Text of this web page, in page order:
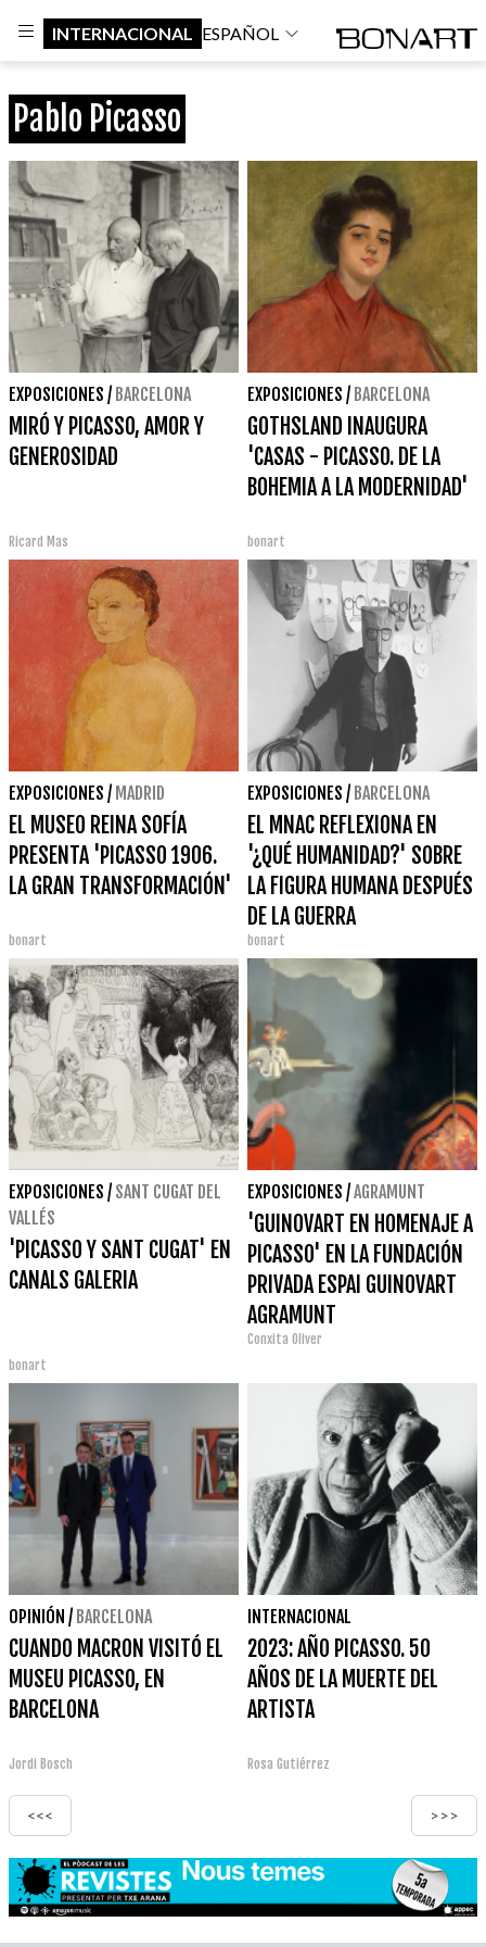
INTERNACIONAL ESPAÑOL
Pablo Picasso
EXPOSICIONES / BARCELONA
MIRÓ Y PICASSO, AMOR Y
GENEROSIDAD
Ricard Mas
EXPOSICIONES / BARCELONA
GOTHSLAND INAUGURA
'CASAS - PICASSO. DE LA
BOHEMIA A LA MODERNIDAD'
bonart
EXPOSICIONES / MADRID
EL MUSEO REINA SOFÍA
PRESENTA 'PICASSO 1906.
LA GRAN TRANSFORMACIÓN'
bonart
EXPOSICIONES / BARCELONA
EL MNAC REFLEXIONA EN
'¿QUÉ HUMANIDAD?' SOBRE
LA FIGURA HUMANA DESPUÉS
DE LA GUERRA
bonart
EXPOSICIONES / SANT CUGAT DEL
VALLÉS
'PICASSO Y SANT CUGAT' EN
CANALS GALERIA
bonart
EXPOSICIONES /AGRAMUNT
'GUINOVART EN HOMENAJE A
PICASSO' EN LA FUNDACIÓN
PRIVADA ESPAI GUINOVART
AGRAMUNT
Conxita Oliver
OPINIÓN / BARCELONA
CUANDO MACRON VISITÓ EL
MUSEU PICASSO, EN
BARCELONA
Jordi Bosch
INTERNACIONAL
2023: AÑO PICASSO. 50
AÑOS DE LA MUERTE DEL
ARTISTA
Rosa Gutiérrez
<<< >>>